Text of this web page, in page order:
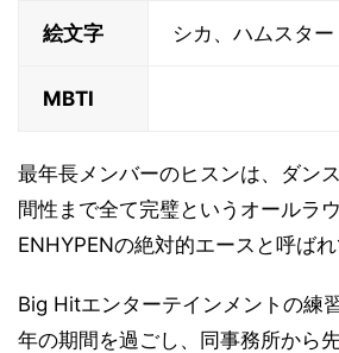
絵文字 シカ、ハムスター
MBTI
最年長メンバーのヒスンは、ダン
間性まで全て完璧というオールラウ
ENHYPENの絶対的エースと呼ばれ
Big Hitエンターテインメントの練
年の期間を過ごし、同事務所から